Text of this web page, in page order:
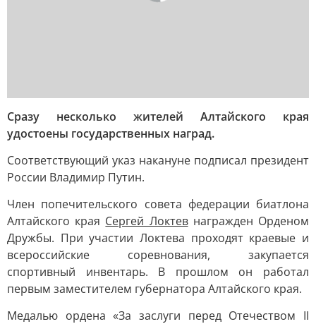
Сразу несколько жителей Алтайского края
удостоены государственных наград.
Соответствующий указ накануне подписал президент
России Владимир Путин.
Член попечительского совета федерации биатлона
Алтайского края Сергей Локтевнагражден Орденом
Дружбы. При участии Локтева проходят краевые и
всероссийские соревнования, закупается
спортивный инвентарь. В прошлом он работал
первым заместителем губернатора Алтайского края.
Медалью ордена «За заслуги перед Отечеством II